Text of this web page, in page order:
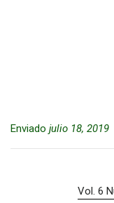
Enviado julio 18, 2019
Vol. 6